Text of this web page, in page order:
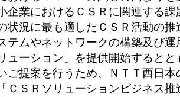
企業におけるＣＳＲに関連する課
状況に最も適したＣＳＲ活動の推
テムやネットワークの構築及び
ューション」を提供開始するとと
ご提案を行うため、ＮＴＴ西日本
ＣＳＲソリューションビジネス推